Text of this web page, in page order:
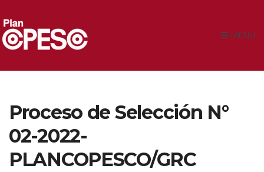
MENU
Proceso de Selección N°
02-2022-
PLANCOPESCO/GRC